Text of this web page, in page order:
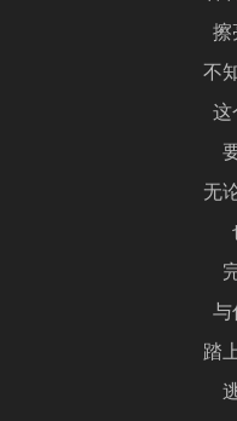
擦
不
这
无
与
踏